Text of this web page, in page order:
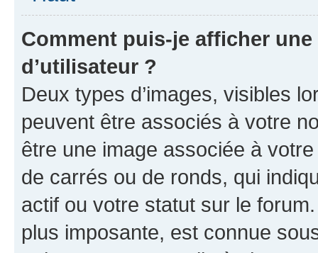
Comment puis-je afficher
d’utilisateur ?
Deux types d’images, visibles
peuvent être associés à votre
être une image associée à
de carrés ou de ronds, qui
actif ou votre statut sur le
plus imposante, est connue